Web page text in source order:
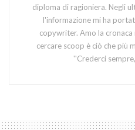
diploma di ragioniera. Negli
l'informazione mi ha
copywriter. Amo la
cercare scoop è ciò che più
''Crederci